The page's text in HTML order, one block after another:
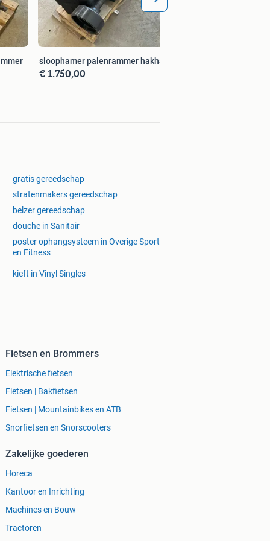
sloophamer palenrammer hakhamer
€ 1.750,00
gratis gereedschap
stratenmakers gereedschap
belzer gereedschap
douche in Sanitair
poster ophangsysteem in Overige Sport
en Fitness
kieft in Vinyl Singles
Fietsen en Brommers
Elektrische fietsen
Fietsen | Bakfietsen
Fietsen | Mountainbikes en ATB
Snorfietsen en Snorscooters
Zakelijke goederen
Horeca
Kantoor en Inrichting
Machines en Bouw
Tractoren